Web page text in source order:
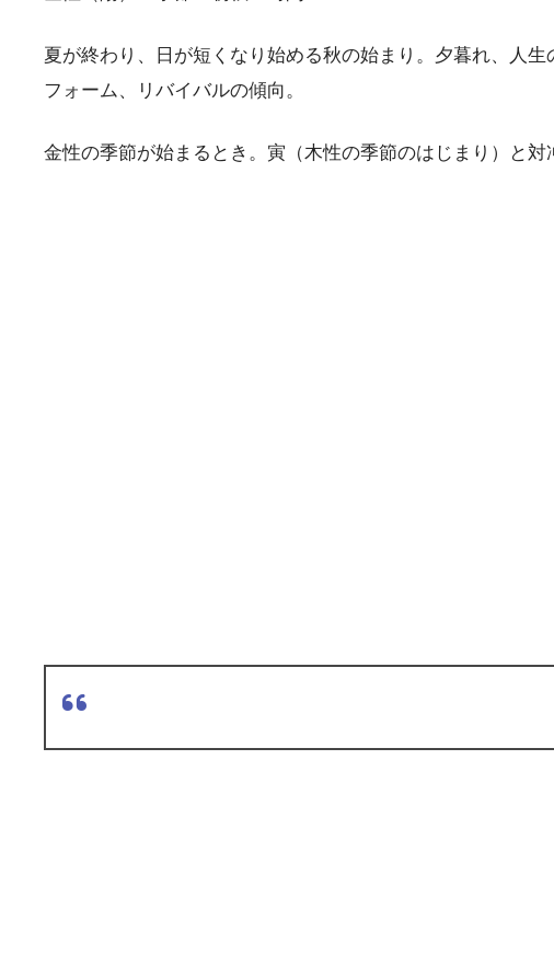
夏が終わり、日が短くなり始める秋の始まり。夕暮れ、人
フォーム、リバイバルの傾向。
金性の季節が始まるとき。寅（木性の季節のはじまり）と対